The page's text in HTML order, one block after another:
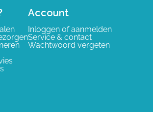
Account
Inloggen of aanmelden
Service & contact
Wachtwoord vergeten